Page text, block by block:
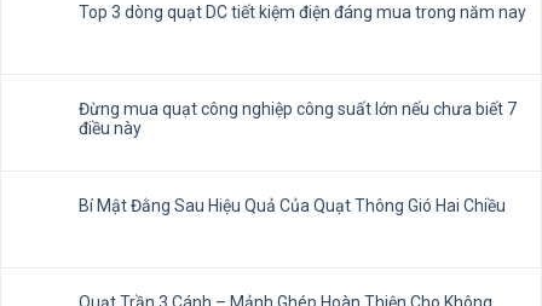
Top 3 dòng quạt DC tiết kiệm điện đáng mua trong năm nay
Đừng mua quạt công nghiệp công suất lớn nếu chưa biết 7
điều này
Bí Mật Đằng Sau Hiệu Quả Của Quạt Thông Gió Hai Chiều
Quạt Trần 3 Cánh – Mảnh Ghép Hoàn Thiện Cho Không